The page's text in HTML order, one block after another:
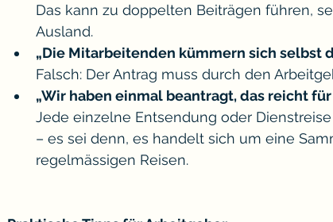
Das kann zu doppelten Beiträgen führen,
Ausland.
„Die Mitarbeitenden kümmern sich selbst
Falsch: Der Antrag muss durch den
„Wir haben einmal beantragt, das reicht für
Jede einzelne Entsendung oder
– es sei denn, es handelt sich um eine
regelmässigen Reisen.